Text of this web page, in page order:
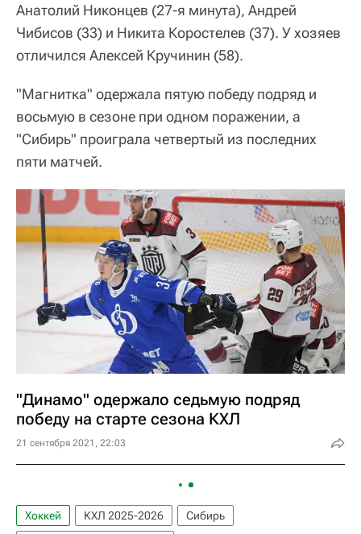
Анатолий Никонцев (27-я минута), Андрей
Чибисов (33) и Никита Коростелев (37). У хозяев
отличился Алексей Кручинин (58).
"Магнитка" одержала пятую победу подряд и
восьмую в сезоне при одном поражении, а
"Сибирь" проиграла четвертый из последних
пяти матчей.
"Динамо" одержало седьмую подряд
победу на старте сезона КХЛ
21 сентября 2021, 22:03
Хоккей КХЛ 2025-2026
Сибирь